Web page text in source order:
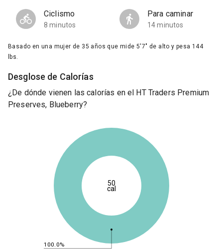
Ciclismo
8 minutos
Para caminar
14 minutos
Basado en una mujer de 35 años que mide 5'7" de alto y pesa 144
lbs.
Desglose de Calorías
¿De dónde vienen las calorías en el HT Traders Premium
Preserves, Blueberry?
100.0%
50
cal